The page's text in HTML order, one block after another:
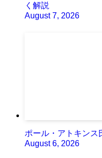
く解説
August 7, 2026
ポール・アトキンス
August 6, 2026